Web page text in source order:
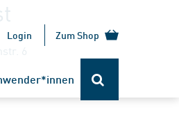
Login Zum Shop
6